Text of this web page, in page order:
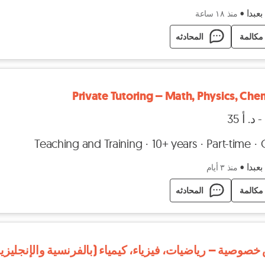
• منذ ١٨ ساعة
مكالمة المحادثه
Private Tutoring – Math, Physics,
Teaching and Training
10+ years Part-time
• منذ ٣ أيام
مكالمة المحادثه
– رياضيات، فيزياء، كيمياء (بالفرنسية